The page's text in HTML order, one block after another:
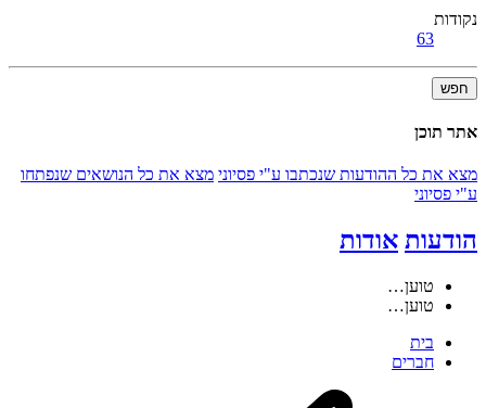
נקודות
63
חפש
אתר תוכן
מצא את כל ההודעות שנכתבו ע"י פסיוני מצא את כל הנושאים שנפתחו
ע"י פסיוני
הודעות אודות
טוען…
טוען…
בית
חברים